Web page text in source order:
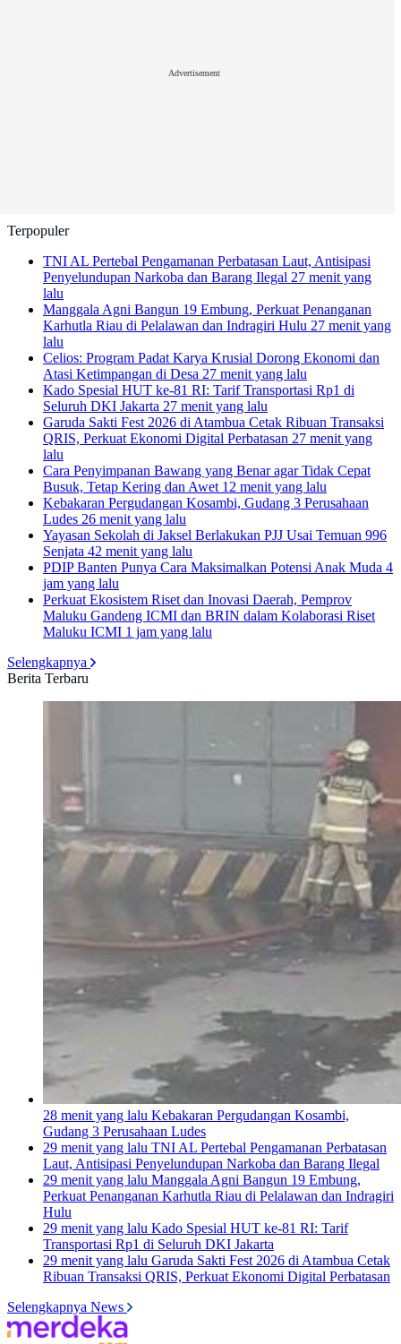
Advertisement
Terpopuler
TNI AL Pertebal Pengamanan Perbatasan Laut, Antisipasi
Penyelundupan Narkoba dan Barang Ilegal 27 menit yang
lalu
Manggala Agni Bangun 19 Embung, Perkuat Penanganan
Karhutla Riau di Pelalawan dan Indragiri Hulu 27 menit yang
lalu
Celios: Program Padat Karya Krusial Dorong Ekonomi dan
Atasi Ketimpangan di Desa 27 menit yang lalu
Kado Spesial HUT ke-81 RI: Tarif Transportasi Rp1 di
Seluruh DKI Jakarta 27 menit yang lalu
Garuda Sakti Fest 2026 di Atambua Cetak Ribuan Transaksi
QRIS, Perkuat Ekonomi Digital Perbatasan 27 menit yang
lalu
Cara Penyimpanan Bawang yang Benar agar Tidak Cepat
Busuk, Tetap Kering dan Awet 12 menit yang lalu
Kebakaran Pergudangan Kosambi, Gudang 3 Perusahaan
Ludes 26 menit yang lalu
Yayasan Sekolah di Jaksel Berlakukan PJJ Usai Temuan 996
Senjata 42 menit yang lalu
PDIP Banten Punya Cara Maksimalkan Potensi Anak Muda 4
jam yang lalu
Perkuat Ekosistem Riset dan Inovasi Daerah, Pemprov
Maluku Gandeng ICMI dan BRIN dalam Kolaborasi Riset
Maluku ICMI 1 jam yang lalu
Selengkapnya
Berita Terbaru
28 menit yang lalu Kebakaran Pergudangan Kosambi,
Gudang 3 Perusahaan Ludes
29 menit yang lalu TNI AL Pertebal Pengamanan Perbatasan
Laut, Antisipasi Penyelundupan Narkoba dan Barang Ilegal
29 menit yang lalu Manggala Agni Bangun 19 Embung,
Perkuat Penanganan Karhutla Riau di Pelalawan dan Indragiri
Hulu
29 menit yang lalu Kado Spesial HUT ke-81 RI: Tarif
Transportasi Rp1 di Seluruh DKI Jakarta
29 menit yang lalu Garuda Sakti Fest 2026 di Atambua Cetak
Ribuan Transaksi QRIS, Perkuat Ekonomi Digital Perbatasan
Selengkapnya News